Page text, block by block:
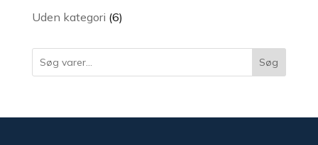
Uden kategori 66
Søg